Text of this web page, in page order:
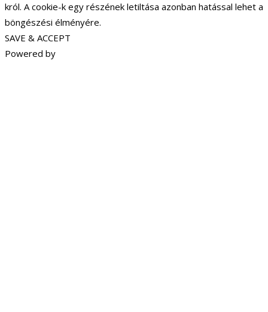
król. A cookie-k egy részének letiltása azonban hatással lehet a
böngészési élményére.
SAVE & ACCEPT
Powered by